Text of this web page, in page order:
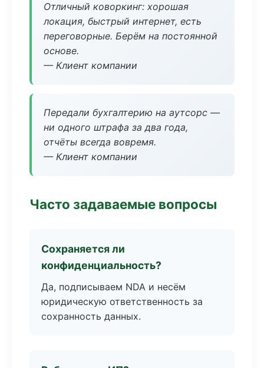
Отличный коворкинг: хорошая
локация, быстрый интернет, есть
переговорные. Берём на постоянной
основе.
— Клиент компании
Передали бухгалтерию на аутсорс —
ни одного штрафа за два года,
отчёты всегда вовремя.
— Клиент компании
Часто задаваемые вопросы
Сохраняется ли
конфиденциальность?
Да, подписываем NDA и несём
юридическую ответственность за
сохранность данных.